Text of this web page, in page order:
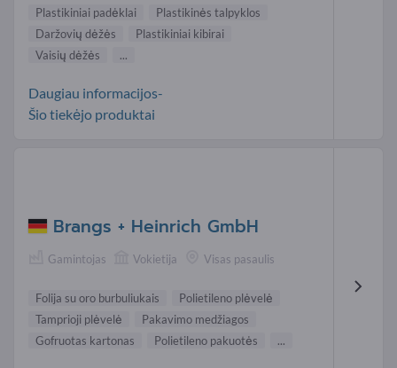
Plastikiniai padėklai
Plastikinės talpyklos
Daržovių dėžės
Plastikiniai kibirai
Vaisių dėžės
...
Daugiau informacijos-
Šio tiekėjo produktai
Brangs + Heinrich GmbH
Gamintojas Vokietija Visas pasaulis
Folija su oro burbuliukais
Polietileno plėvelė
Tamprioji plėvelė
Pakavimo medžiagos
Gofruotas kartonas
Polietileno pakuotės ...